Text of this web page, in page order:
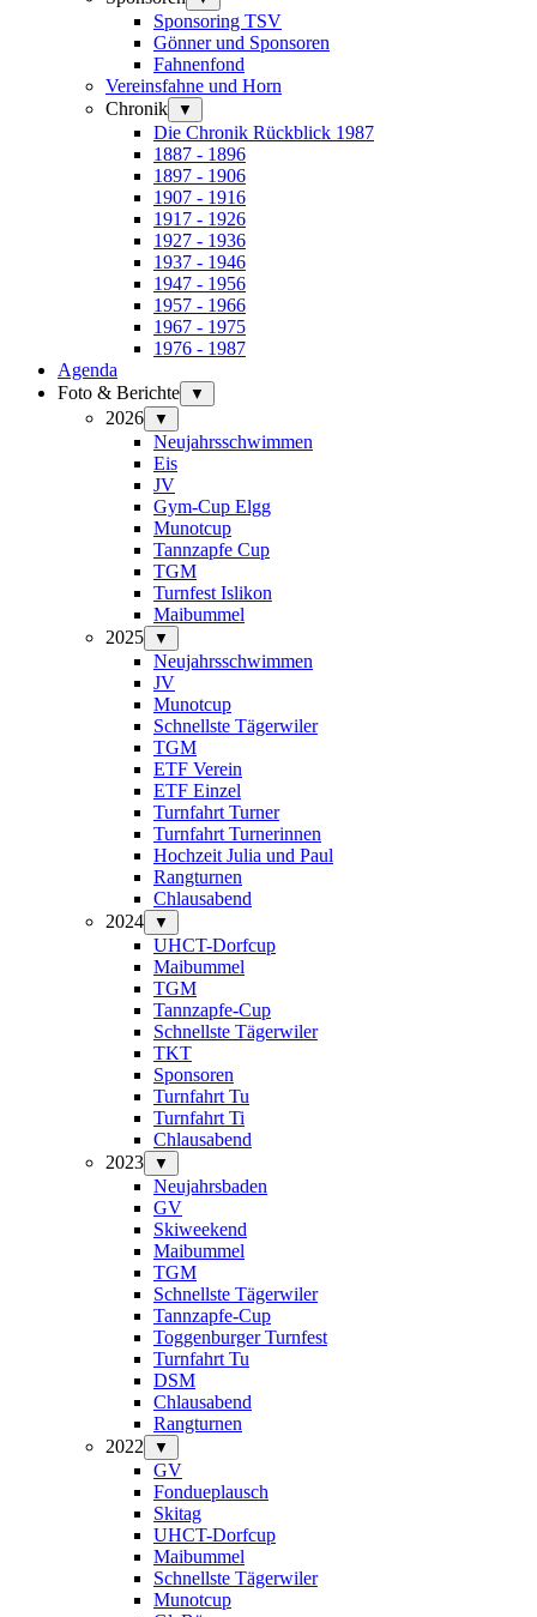
Sponsoring TSV
Gönner und Sponsoren
Fahnenfond
Vereinsfahne und Horn
Chronik
▼
Die Chronik Rückblick 1987
1887 - 1896
1897 - 1906
1907 - 1916
1917 - 1926
1927 - 1936
1937 - 1946
1947 - 1956
1957 - 1966
1967 - 1975
1976 - 1987
Agenda
Foto & Berichte
▼
2026 ▼
Neujahrsschwimmen
Eis
JV
Gym-Cup Elgg
Munotcup
Tannzapfe Cup
TGM
Turnfest Islikon
Maibummel
2025
▼
Neujahrsschwimmen
JV
Munotcup
Schnellste Tägerwiler
TGM
ETF Verein
ETF Einzel
Turnfahrt Turner
Turnfahrt Turnerinnen
Hochzeit Julia und Paul
Rangturnen
Chlausabend
2024
▼
UHCT-Dorfcup
Maibummel
TGM
Tannzapfe-Cup
Schnellste Tägerwiler
TKT
Sponsoren
Turnfahrt Tu
Turnfahrt Ti
Chlausabend
2023
▼
Neujahrsbaden
GV
Skiweekend
Maibummel
TGM
Schnellste Tägerwiler
Tannzapfe-Cup
Toggenburger Turnfest
Turnfahrt Tu
DSM
Chlausabend
Rangturnen
2022
▼
GV
Fondueplausch
Skitag
UHCT-Dorfcup
Maibummel
Schnellste Tägerwiler
Munotcup